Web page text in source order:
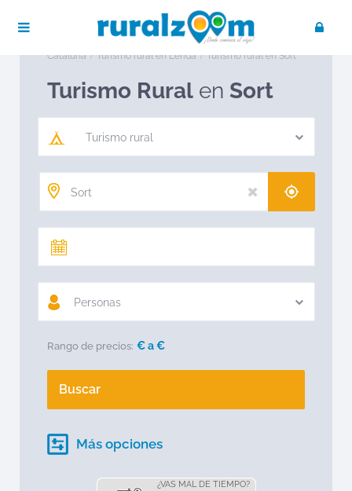
Turismo rural en España
Turismo rural en
Cataluña
Turismo rural en Lérida Turismo rural en Sort
Turismo Rural en Sort
Turismo rural
Personas
Rango de precios: € a€
Buscar
Más opciones
¿VAS MAL DE TIEMPO?